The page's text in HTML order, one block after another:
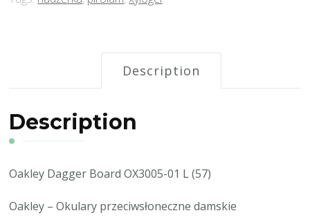
Description
Description
Oakley Dagger Board OX3005-01 L (57)
Oakley – Okulary przeciwsłoneczne damskie